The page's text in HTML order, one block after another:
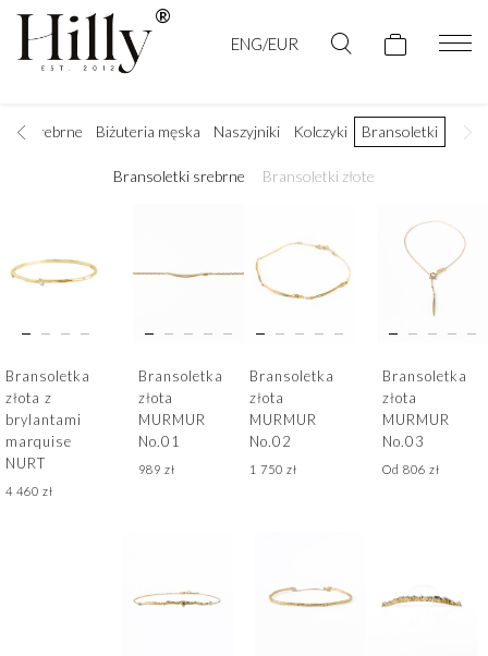
ENG/EUR
srebrne Biżuteria męska Naszyjniki Kolczyki Bransoletki
Bransoletki srebrne Bransoletki złote
Bransoletka
złota z
brylantami
marquise
NURT
4 460 zł
Bransoletka
złota
MURMUR
No.01
989 zł
Bransoletka
złota
MURMUR
No.02
1 750 zł
Bransoletka
złota
MURMUR
No.03
Od 806 zł